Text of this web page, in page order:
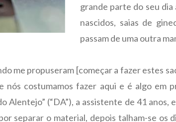
grande parte do seu
nascidos, saias de
passam de uma outra
me propuseram [começar a fazer estes
nós costumamos fazer aqui e é algo em
Alentejo” (“DA”), a assistente de 41
separar o material, depois talham-se os